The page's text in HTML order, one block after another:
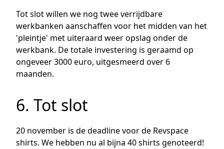
Tot slot willen we nog twee verrijdbare
werkbanken aanschaffen voor het midden van het
'pleintje' met uiteraard weer opslag onder de
werkbank. De totale investering is geraamd op
ongeveer 3000 euro, uitgesmeerd over 6
maanden.
6. Tot slot
20 november is de deadline voor de Revspace
shirts. We hebben nu al bijna 40 shirts genoteerd!